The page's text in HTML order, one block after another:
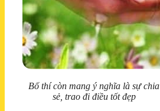
Bố thí còn mang ý nghĩa là sự chia
sẻ, trao đi điều tốt đẹp